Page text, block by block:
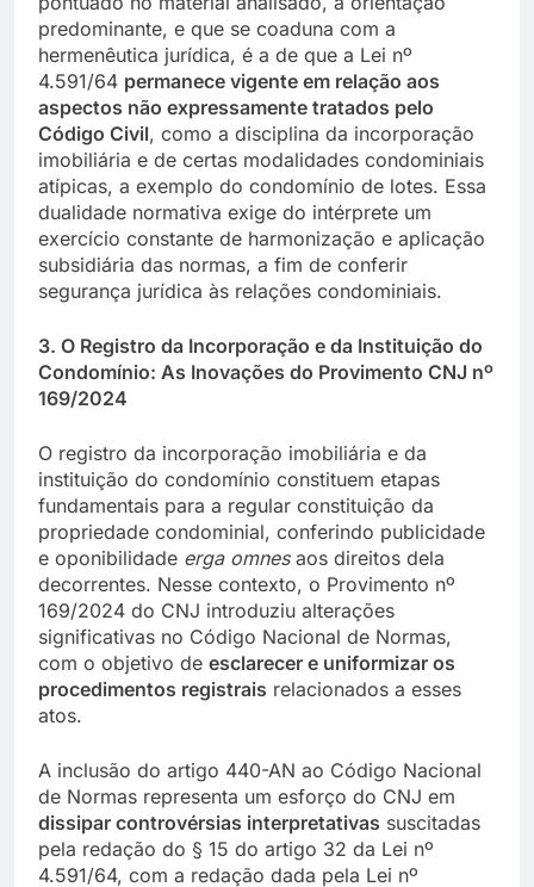
predominante, e que se coaduna com a
hermenêutica jurídica, é a de que a Lei nº
4.591/64 permanece vigente em relação aos
aspectos não expressamente tratados pelo
Código Civil, como a disciplina da incorporação
imobiliária e de certas modalidades condominiais
atípicas, a exemplo do condomínio de lotes. Essa
dualidade normativa exige do intérprete um
exercício constante de harmonização e aplicação
subsidiária das normas, a fim de conferir
segurança jurídica às relações condominiais.
3. O Registro da Incorporação e da Instituição do
Condomínio: As Inovações do Provimento CNJ nº
169/2024
O registro da incorporação imobiliária e da
instituição do condomínio constituem etapas
fundamentais para a regular constituição da
propriedade condominial, conferindo publicidade
e oponibilidade erga omnesaos direitos dela
decorrentes. Nesse contexto, o Provimento nº
169/2024 do CNJ introduziu alterações
significativas no Código Nacional de Normas,
com o objetivo de esclarecer e uniformizar os
procedimentos registrais relacionados a esses
atos.
A inclusão do artigo 440-AN ao Código Nacional
de Normas representa um esforço do CNJ em
dissipar controvérsias interpretativas suscitadas
pela redação do § 15 do artigo 32 da Lei nº
4.591/64, com a redação dada pela Lei nº